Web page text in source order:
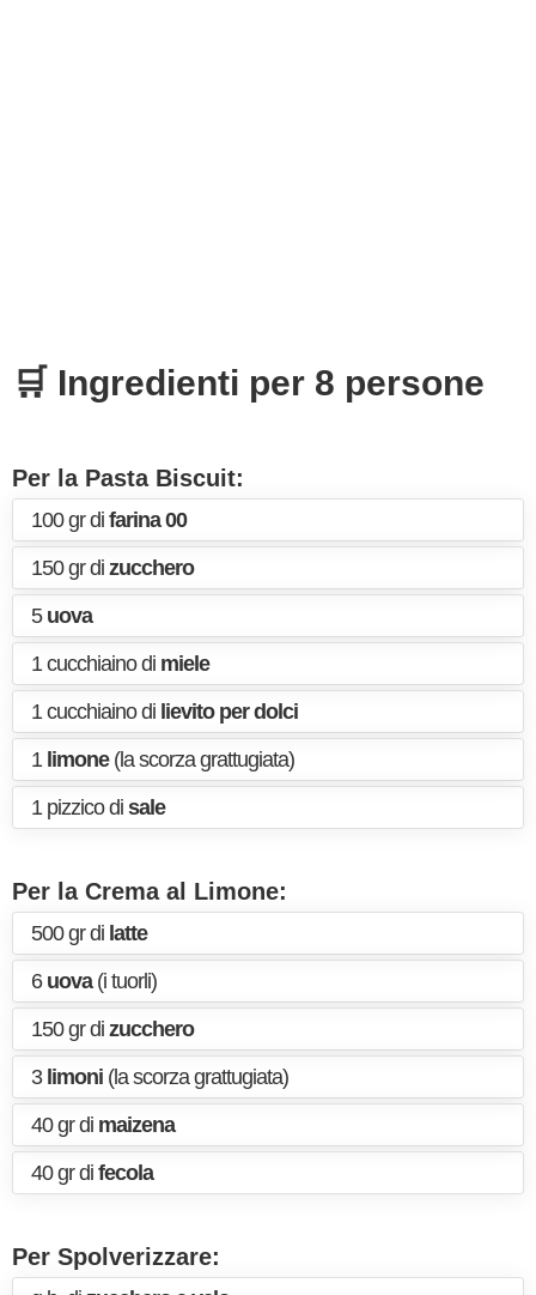
🛒 Ingredienti per 8 persone
Per la Pasta Biscuit:
100 gr di farina 00
150 gr di zucchero
5 uova
1 cucchiaino di miele
1 cucchiaino di lievito per dolci
1 limone(la scorza grattugiata)
1 pizzico di sale
Per la Crema al Limone:
500 gr di latte
6 uova(i tuorli)
150 gr di zucchero
3 limoni (la scorza grattugiata)
40 gr di maizena
40 gr di fecola
Per Spolverizzare: